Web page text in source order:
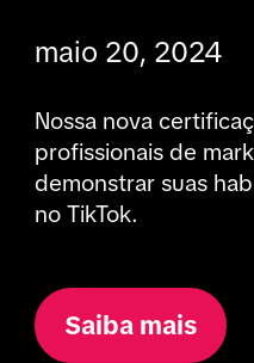
maio 20, 2024
Nossa nova
profissionais de
demonstrar suas
no TikTok.
Saiba mais